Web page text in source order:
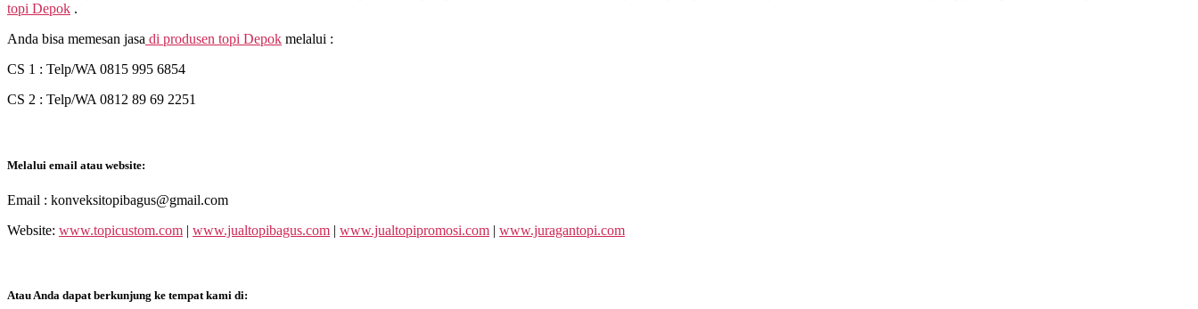
topi Depok .
Anda bisa memesan jasa di produsen topi Depok melalui :
CS 1 : Telp/WA 0815 995 6854
CS 2 : Telp/WA 0812 89 69 2251
Melalui email atau website:
Email : konveksitopibagus@gmail.com
Website: www.topicustom.com | www.jualtopibagus.com | www.jualtopipromosi.com | www.juragantopi.com
Atau Anda dapat berkunjung ke tempat kami di: